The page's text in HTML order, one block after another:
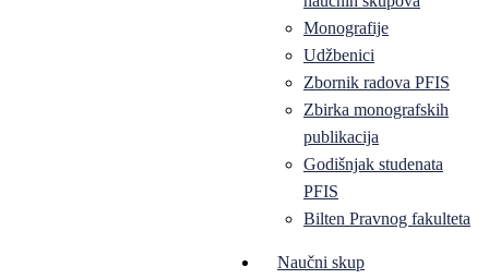
Monografije
Udžbenici
Zbornik radova PFIS
Zbirka monografskih
publikacija
Godišnjak studenata
PFIS
Bilten Pravnog fakulteta
Naučni skup